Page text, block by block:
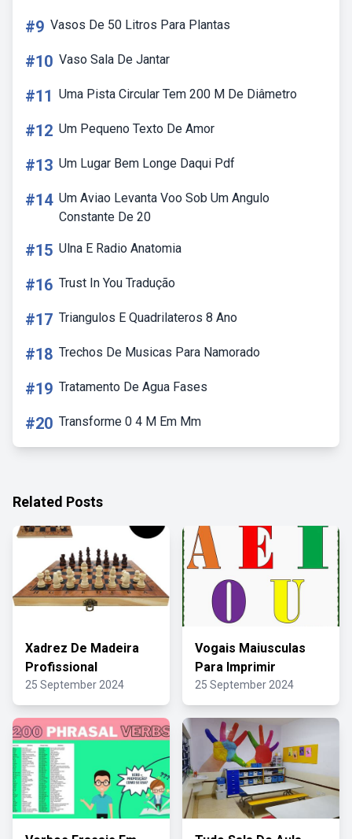
#9 Vasos De 50 Litros Para Plantas
#10 Vaso Sala De Jantar
#11 Uma Pista Circular Tem 200 M De Diâmetro
#12 Um Pequeno Texto De Amor
#13 Um Lugar Bem Longe Daqui Pdf
#14 Um Aviao Levanta Voo Sob Um Angulo
Constante De 20
#15 Ulna E Radio Anatomia
#16 Trust In You Tradução
#17 Triangulos E Quadrilateros 8 Ano
#18 Trechos De Musicas Para Namorado
#19 Tratamento De Agua Fases
#20 Transforme 0 4 M Em Mm
Related Posts
Xadrez De Madeira
Profissional
25 September 2024
Vogais Maiusculas
Para Imprimir
25 September 2024